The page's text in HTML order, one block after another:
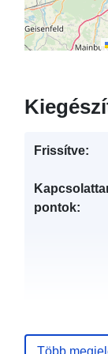
Frissítve:
pontok: